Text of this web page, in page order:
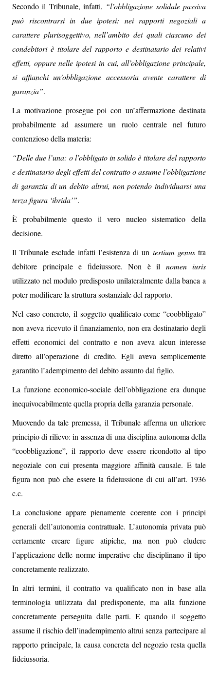
Secondo il Tribunale, infatti, “l’obbligazione solidale passiva
può riscontrarsi in due ipotesi: nei rapporti negoziali a
carattere plurisoggettivo, nell’ambito dei quali ciascuno dei
condebitori è titolare del rapporto e destinatario dei relativi
effetti, oppure nelle ipotesi in cui, all’obbligazione principale,
si affianchi un’obbligazione accessoria avente carattere di
garanzia”.
La motivazione prosegue poi con un’affermazione destinata
probabilmente ad assumere un ruolo centrale nel futuro
contenzioso della materia:
“Delle due l’una: o l’obbligato in solido è titolare del rapporto
e destinatario degli effetti del contratto o assume l’obbligazione
di garanzia di un debito altrui, non potendo individuarsi una
terza figura ‘ibrida’”.
È probabilmente questo il vero nucleo sistematico della
decisione.
Il Tribunale esclude infatti l’esistenza di un tertium genustra
debitore principale e fideiussore. Non è il nomen iuris
utilizzato nel modulo predisposto unilateralmente dalla banca a
poter modificare la struttura sostanziale del rapporto.
Nel caso concreto, il soggetto qualificato come “coobbligato”
non aveva ricevuto il finanziamento, non era destinatario degli
effetti economici del contratto e non aveva alcun interesse
diretto all’operazione di credito. Egli aveva semplicemente
garantito l’adempimento del debito assunto dal figlio.
La funzione economico-sociale dell’obbligazione era dunque
inequivocabilmente quella propria della garanzia personale.
Muovendo da tale premessa, il Tribunale afferma un ulteriore
principio di rilievo: in assenza di una disciplina autonoma della
“coobbligazione”, il rapporto deve essere ricondotto al tipo
negoziale con cui presenta maggiore affinità causale. E tale
figura non può che essere la fideiussione di cui all’art. 1936
c.c.
La conclusione appare pienamente coerente con i principi
generali dell’autonomia contrattuale. L’autonomia privata può
certamente creare figure atipiche, ma non può eludere
l’applicazione delle norme imperative che disciplinano il tipo
concretamente realizzato.
In altri termini, il contratto va qualificato non in base alla
terminologia utilizzata dal predisponente, ma alla funzione
concretamente perseguita dalle parti. E quando il soggetto
assume il rischio dell’inadempimento altrui senza partecipare al
rapporto principale, la causa concreta del negozio resta quella
fideiussoria.